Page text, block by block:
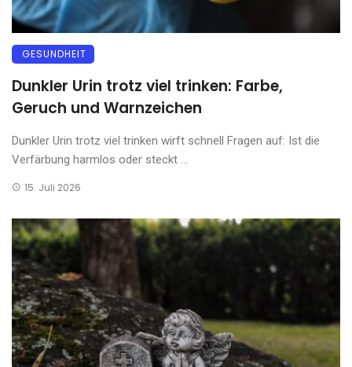
GESUNDHEIT
Dunkler Urin trotz viel trinken: Farbe,
Geruch und Warnzeichen
Dunkler Urin trotz viel trinken wirft schnell Fragen auf: Ist die
Verfärbung harmlos oder steckt ...
15. Juli 2026